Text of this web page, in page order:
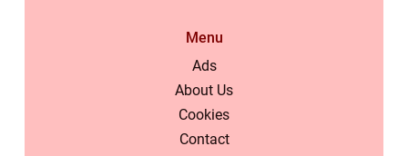
Menu
Ads
About Us
Cookies
Contact